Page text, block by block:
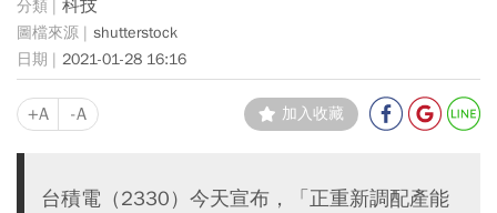
科技
shutterstock
2021-01-28 16:16
+A -A 加入收藏
台積電（2330）今天宣布，「正重新調配產能